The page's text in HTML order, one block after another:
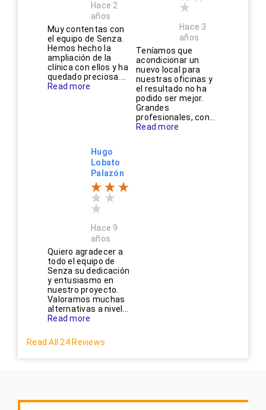
Hace 2
años
Muy contentas con
el equipo de Senza.
Hemos hecho la
ampliación de la
clínica con ellos y ha
quedado preciosa....
Read more
Hace 3
años
Teníamos que
acondicionar un
nuevo local para
nuestras oficinas y
el resultado no ha
podido ser mejor.
Grandes
profesionales, con...
Read more
Hugo
Lobato
Palazón
Hace 9
años
Quiero agradecer a
todo el equipo de
Senza su dedicación
y entusiasmo en
nuestro proyecto.
Valoramos muchas
alternativas a nivel...
Read more
Read All 24 Reviews